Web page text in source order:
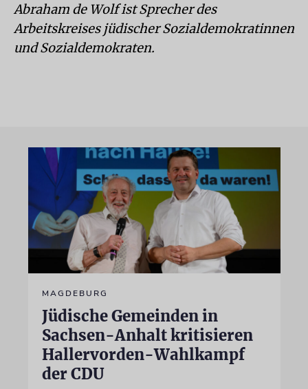
Abraham de Wolf ist Sprecher des
Arbeitskreises jüdischer Sozialdemokratinnen
und Sozialdemokraten.
MAGDEBURG
Jüdische Gemeinden in
Sachsen-Anhalt kritisieren
Hallervorden-Wahlkampf
der CDU